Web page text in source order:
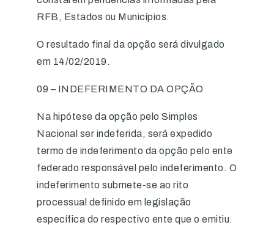
RFB, Estados ou Municípios.
O resultado final da opção será divulgado
em 14/02/2019.
09 – INDEFERIMENTO DA OPÇÃO
Na hipótese da opção pelo Simples
Nacional ser indeferida, será expedido
termo de indeferimento da opção pelo ente
federado responsável pelo indeferimento. O
indeferimento submete-se ao rito
processual definido em legislação
específica do respectivo ente que o emitiu.